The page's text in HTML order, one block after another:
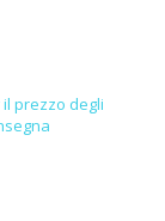
prezzo degli